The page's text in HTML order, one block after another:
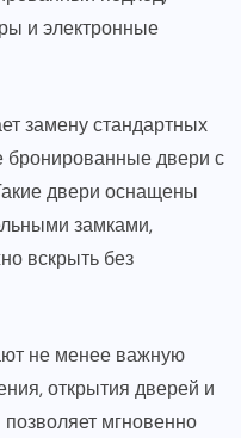
и электронные
замену стандартных
двери с
двери оснащены
замками,
вскрыть без
не менее важную
открытия дверей и
мгновенно